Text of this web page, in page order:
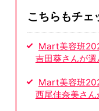
こちらもチェ
Mart美容班
吉田葵さんが選
Mart美容班
西尾佳奈美さん